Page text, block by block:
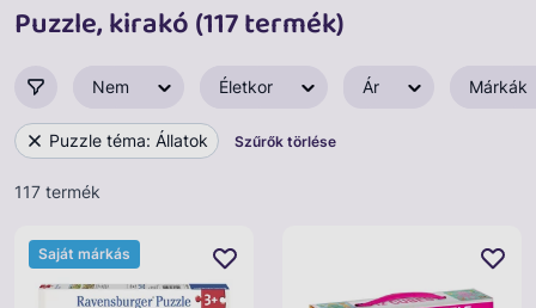
Puzzle, kirakó (117 termék)
Nem Életkor Ár Márkák
Puzzle téma: Állatok Szűrők törlése
117 termék
Saját márkás